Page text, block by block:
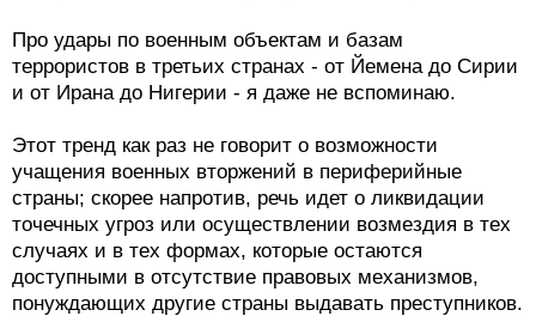
Про удары по военным объектам и базам
террористов в третьих странах - от Йемена до Сирии
и от Ирана до Нигерии - я даже не вспоминаю.
Этот тренд как раз не говорит о возможности
учащения военных вторжений в периферийные
страны; скорее напротив, речь идет о ликвидации
точечных угроз или осуществлении возмездия в тех
случаях и в тех формах, которые остаются
доступными в отсутствие правовых механизмов,
понуждающих другие страны выдавать преступников.